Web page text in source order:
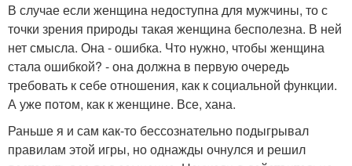
В случае если женщина недоступна для мужчины, то с
точки зрения природы такая женщина бесполезна. В ней
нет смысла. Она - ошибка. Что нужно, чтобы женщина
стала ошибкой? - она должна в первую очередь
требовать к себе отношения, как к социальной функции.
А уже потом, как к женщине. Все, хана.
Раньше я и сам как-то бессознательно подыгрывал
правилам этой игры, но однажды очнулся и решил